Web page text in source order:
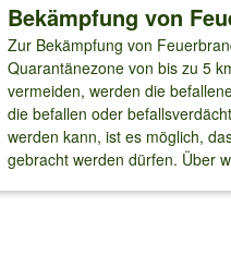
Bekämpfung von
Zur Bekämpfung von
Quarantänezone von bis zu 5
vermeiden, werden die
die befallen oder
werden kann, ist es möglich,
gebracht werden dürfen. Über